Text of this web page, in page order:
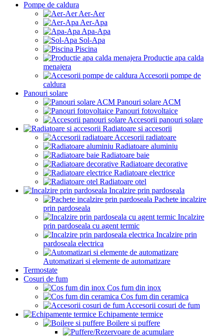
Pompe de caldura
Aer-Aer
Aer-Apa
Apa-Apa
Sol-Apa
Piscina
Productie apa calda
menajera
Accesorii pompe de
caldura
Panouri solare
Panouri solare ACM
Panouri fotovoltaice
Accesorii panouri solare
Radiatoare si accesorii
Accesorii radiatoare
Radiatoare aluminiu
Radiatoare baie
Radiatoare decorative
Radiatoare electrice
Radiatoare otel
Incalzire prin pardoseala
Pachete incalzire
prin pardoseala
Incalzire
prin pardoseala cu agent termic
Incalzire prin
pardoseala electrica
Automatizari si elemente de automatizare
Termostate
Cosuri de fum
Cos fum din inox
Cos fum din ceramica
Accesorii cosuri de fum
Echipamente termice
Boilere si puffere